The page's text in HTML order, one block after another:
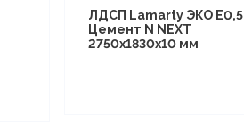
ЛДСП Lamarty ЭКО E0,5
Цемент N NEXT
2750х1830х10 мм